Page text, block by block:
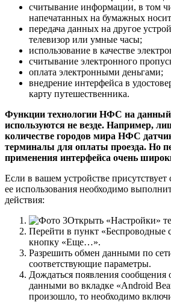
считывание информации, в том
напечатанных на бумажных
передача данных на другое
телевизор или умные часы;
использование в качестве
считывание электронного
оплата электронными деньгами;
внедрение интерфейса в
карту путешественника.
Функции технологии НФС на
используются не везде. Например,
количестве городов мира НФС
терминалы для оплаты проезда. Но
применения интерфейса очень
Если в вашем устройстве
ее использования необходимо
действия:
Открыть «Настройки»
Перейти в пункт «Беспроводные
кнопку «Еще…».
Разрешить обмен данными по
соответствующие параметры.
Дождаться появления сообщения
данными во вкладке «Android
произошло, то необходимо